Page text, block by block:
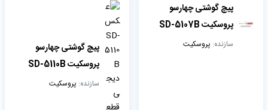
پیچ گوشتی چهارسو
پروسکیت SD-5107B
سازنده: پروسکیت
پیچ گوشتی چهارسو
پروسکیت SD-5110B
سازنده: پروسکیت